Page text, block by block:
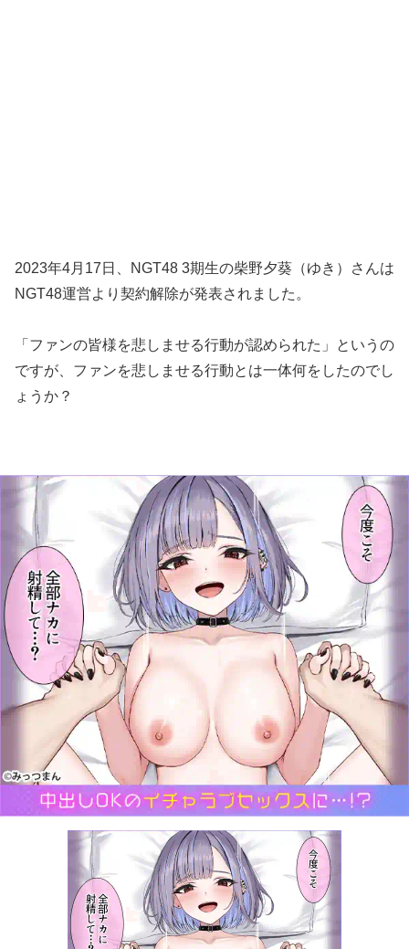
2023年4月17日、NGT48 3期生の柴野夕葵（ゆき）さんは
NGT48運営より契約解除が発表されました。
「ファンの皆様を悲しませる行動が認められた」というの
ですが、ファンを悲しませる行動とは一体何をしたのでし
ょうか？